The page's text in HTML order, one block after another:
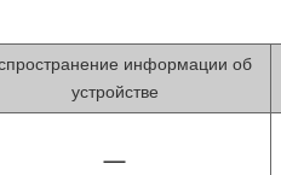
информации об
устройстве